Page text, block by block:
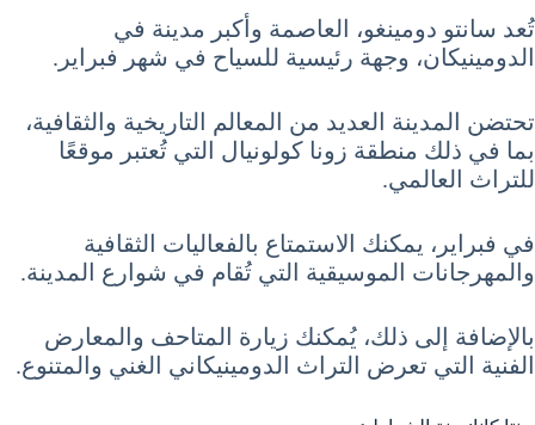
تُعد سانتو دومينغو، العاصمة وأكبر مدينة في
الدومينيكان، وجهة رئيسية للسياح في شهر فبراير.
تحتضن المدينة العديد من المعالم التاريخية والثقافية،
بما في ذلك منطقة زونا كولونيال التي تُعتبر موقعًا
للتراث العالمي.
في فبراير، يمكنك الاستمتاع بالفعاليات الثقافية
والمهرجانات الموسيقية التي تُقام في شوارع المدينة.
بالإضافة إلى ذلك، يُمكنك زيارة المتاحف والمعارض
الفنية التي تعرض التراث الدومينيكاني الغني والمتنوع.